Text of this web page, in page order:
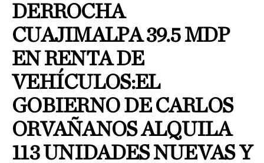
DERROCHA
CUAJIMALPA 39.5 MDP
EN RENTA DE
VEHÍCULOS:EL
GOBIERNO DE CARLOS
ORVAÑANOS ALQUILA
113 UNIDADES NUEVAS Y